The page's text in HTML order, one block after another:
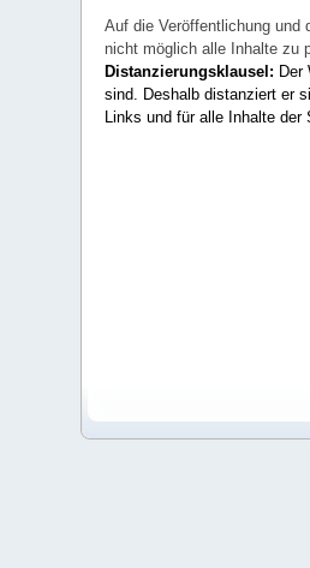
Auf die Veröffentlichung und
nicht möglich alle Inhalte zu
Distanzierungsklausel: Der
sind. Deshalb distanziert er
Links und für alle Inhalte